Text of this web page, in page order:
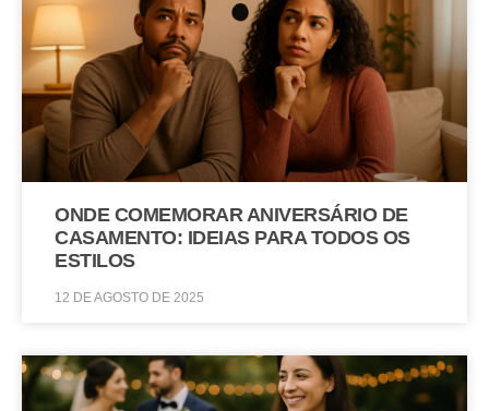
ONDE COMEMORAR ANIVERSÁRIO DE
CASAMENTO: IDEIAS PARA TODOS OS
ESTILOS
12 DE AGOSTO DE 2025